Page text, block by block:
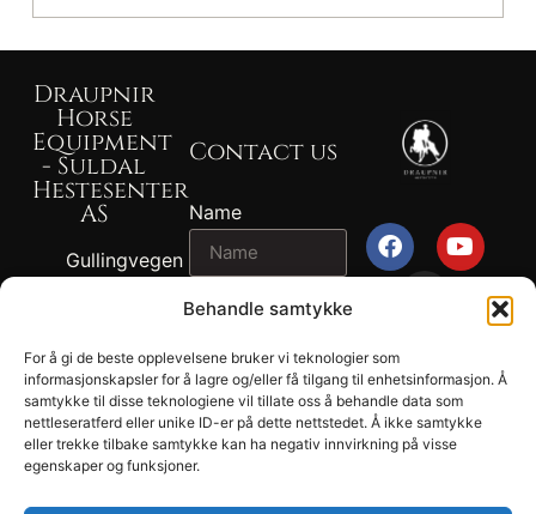
Behandle samtykke
For å gi de beste opplevelsene bruker vi teknologier som
informasjonskapsler for å lagre og/eller få tilgang til enhetsinformasjon. Å
samtykke til disse teknologiene vil tillate oss å behandle data som
nettleseratferd eller unike ID-er på dette nettstedet. Å ikke samtykke
eller trekke tilbake samtykke kan ha negativ innvirkning på visse
egenskaper og funksjoner.
Draupnir
Horse
Equipment
- Suldal
Hestesenter
AS
Gullingvegen
+47 917 82
767 - John
Ragnvald
Ness
+47 902 04
694 - Tonje
2024
Draupnir® -
Suldal
Hestesenter
Contact us
Name
Email
Message